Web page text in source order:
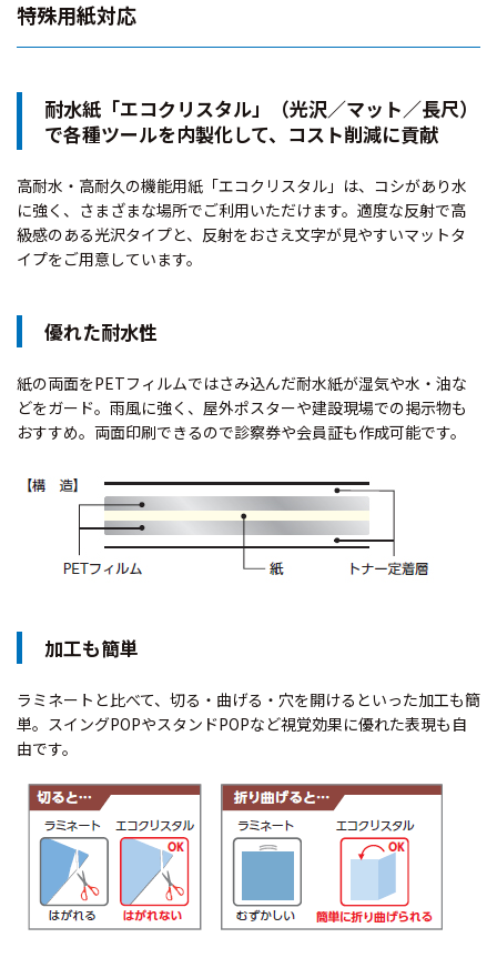
特殊用紙対応
耐水紙「エコクリスタル」（光沢／マット／長尺）
で各種ツールを内製化して、コスト削減に貢献
高耐水・高耐久の機能用紙「エコクリスタル」は、コシがあり水
に強く、さまざまな場所でご利用いただけます。適度な反射で高
級感のある光沢タイプと、反射をおさえ文字が見やすいマットタ
イプをご用意しています。
優れた耐水性
紙の両面をPETフィルムではさみ込んだ耐水紙が湿気や水・油な
どをガード。雨風に強く、屋外ポスターや建設現場での掲示物も
おすすめ。両面印刷できるので診察券や会員証も作成可能です。
加工も簡単
ラミネートと比べて、切る・曲げる・穴を開けるといった加工も簡
単。スイングPOPやスタンドPOPなど視覚効果に優れた表現も自
由です。